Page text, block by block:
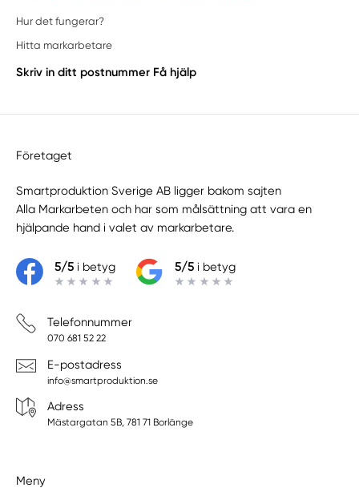
Hur det fungerar?
Hitta markarbetare
Skriv in ditt postnummer Få hjälp
Företaget
Smartproduktion Sverige AB ligger bakom sajten
Alla Markarbeten och har som målsättning att vara en
hjälpande hand i valet av markarbetare.
5/5i betyg 5/5i betyg
Telefonnummer
070 681 52 22
E-postadress
info@smartproduktion.se
Adress
Mästargatan 5B, 781 71 Borlänge
Meny